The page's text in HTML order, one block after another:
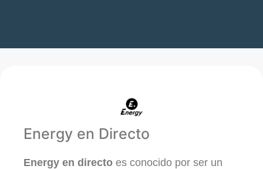
Energy en Directo
Energy en directo es conocido por ser un